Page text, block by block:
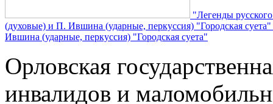
"Легенды
(духовые) и П. Ившина (ударные, перкуссия) "Городская суета"
Ившина (ударные, перкуссия) "Городская суета"
Орловская
инвалидов и